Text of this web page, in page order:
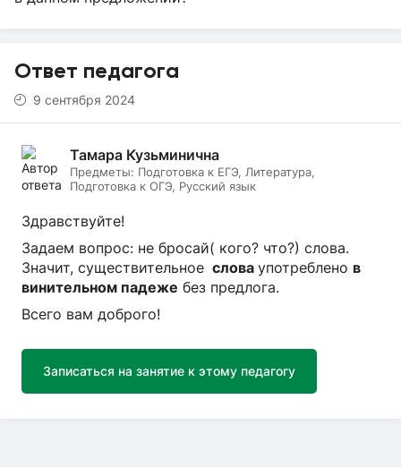
Ответ педагога
9 сентября 2024
Тамара Кузьминична
Предметы: Подготовка к ЕГЭ, Литература,
Подготовка к ОГЭ, Русский язык
Здравствуйте!
Задаем вопрос: не бросай( кого? что?) слова.
Значит, существительное слова употреблено в
винительном падеже без предлога.
Всего вам доброго!
Записаться на занятие к этому педагогу